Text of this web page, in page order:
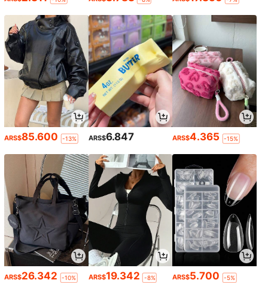
ARS$85.600 -13% ARS$6.847 ARS$4.365 -15%
ARS$26.342 -10% ARS$19.342 -8% ARS$5.700 -5%